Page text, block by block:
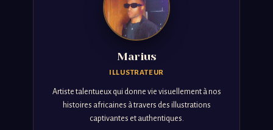
Marius
ILLUSTRATEUR
Artiste talentueux qui donne vie visuellement à nos
histoires africaines à travers des illustrations
captivantes et authentiques.